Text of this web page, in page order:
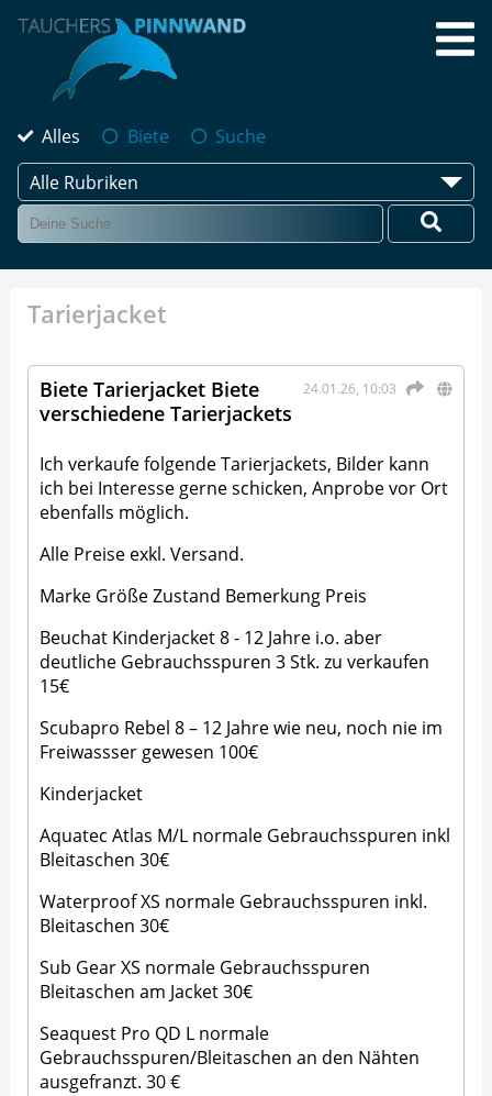
Alles Biete
Suche
Alle Rubriken
Tarierjacket
24.01.26, 10:03
Biete Tarierjacket Biete
verschiedene Tarierjackets
Ich verkaufe folgende Tarierjackets, Bilder kann
ich bei Interesse gerne schicken, Anprobe vor Ort
ebenfalls möglich.
Alle Preise exkl. Versand.
Marke Größe Zustand Bemerkung Preis
Beuchat Kinderjacket 8 - 12 Jahre i.o. aber
deutliche Gebrauchsspuren 3 Stk. zu verkaufen
15€
Scubapro Rebel 8 – 12 Jahre wie neu, noch nie im
Freiwassser gewesen 100€
Kinderjacket
Aquatec Atlas M/L normale Gebrauchsspuren inkl
Bleitaschen 30€
Waterproof XS normale Gebrauchsspuren inkl.
Bleitaschen 30€
Sub Gear XS normale Gebrauchsspuren
Bleitaschen am Jacket 30€
Seaquest Pro QD L normale
Gebrauchsspuren/Bleitaschen an den Nähten
ausgefranzt. 30 €